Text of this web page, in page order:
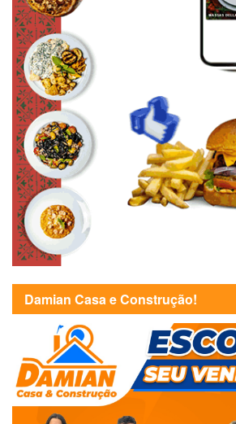
Damian Casa e Construção!